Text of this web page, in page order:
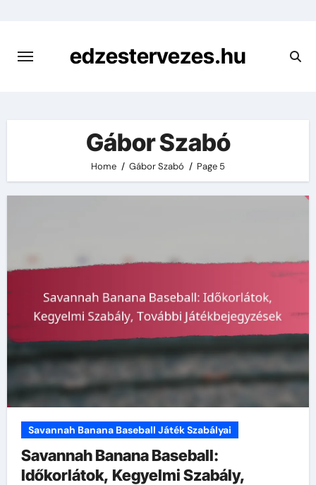
content
edzestervezes.hu
Gábor Szabó
Home Gábor Szabó Page 5
Savannah Banana Baseball Játék Szabályai
Savannah Banana Baseball:
Időkorlátok, Kegyelmi Szabály,